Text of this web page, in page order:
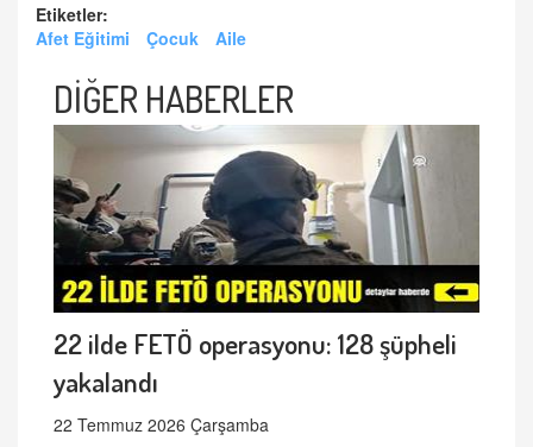
Etiketler:
Afet Eğitimi
Çocuk Aile
DİĞER HABERLER
22 ilde FETÖ operasyonu: 128 şüpheli
yakalandı
22 Temmuz 2026 Çarşamba